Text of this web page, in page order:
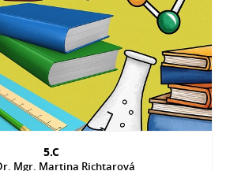
5.C
Mgr. Martina Richtarová